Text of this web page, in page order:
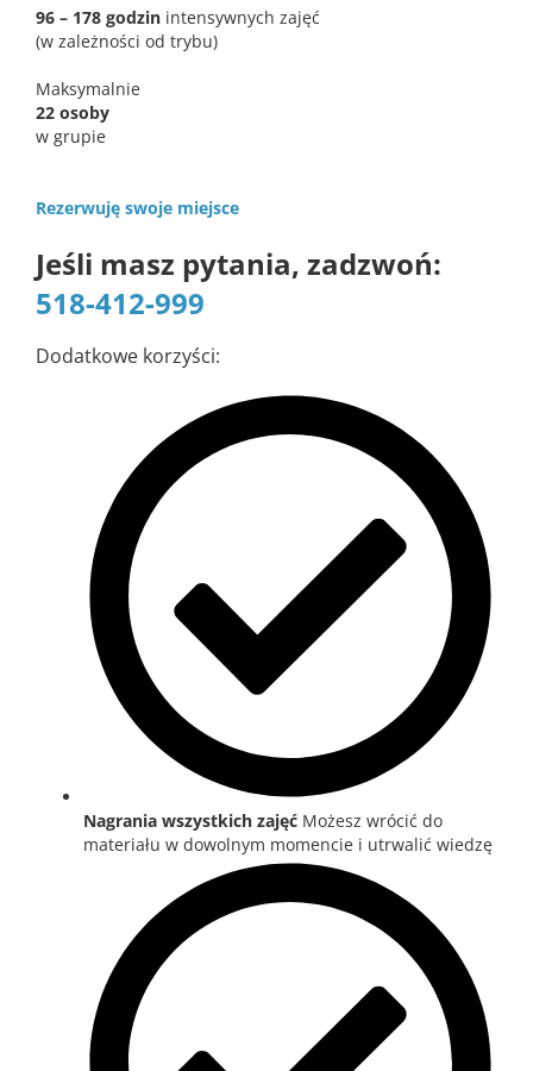
96 – 178 godzin intensywnych zajęć
(w zależności od trybu)
Maksymalnie
22 osoby
w grupie
Rezerwuję swoje miejsce
Jeśli masz pytania, zadzwoń:
518-412-999
Dodatkowe korzyści:
Nagrania wszystkich zajęć Możesz wrócić do
materiału w dowolnym momencie i utrwalić wiedzę